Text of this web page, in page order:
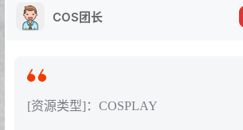
COS团长
[资源类型]：COSPLAY